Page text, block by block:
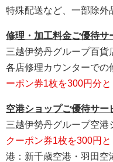
特殊配送など、一部除外
修理・加工料金ご優待サ
三越伊勢丹グループ百貨
各店修理カウンターでの
ーポン券1枚を300円分
空港ショップご優待サー
三越伊勢丹グループ空港
クーポン券1枚を300円
港：新千歳空港・羽田空